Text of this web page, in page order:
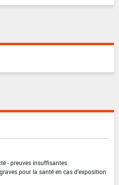
- preuves insuffisantes
pour la santé en cas d'exposition